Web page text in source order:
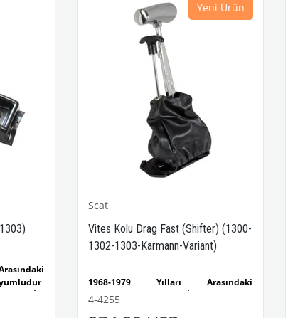
İle
Scat
Vites Kolu Drag Fast (Shifter) (1300-
1302-1303-Karmann-Variant)
1968-1979 Yılları Arasındaki
Kaplumbağa Modelleri İle Uyumludur
4-4255
Yeni Ürün